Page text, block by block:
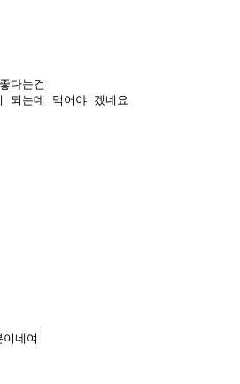
다는건
되는데 먹어야 겠네요
네여